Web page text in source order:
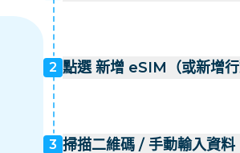
2 點選 新增 eSIM（或新增行
3 掃描二維碼 / 手動輸入資料